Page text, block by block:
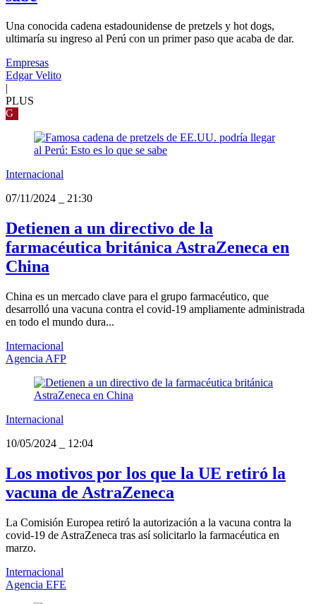
Una conocida cadena estadounidense de pretzels y hot dogs,
ultimaría su ingreso al Perú con un primer paso que acaba de dar.
Empresas
Edgar Velito
|
PLUS
G
Internacional
07/11/2024
21:30
Detienen a un directivo de la
farmacéutica británica AstraZeneca en
China
China es un mercado clave para el grupo farmacéutico, que
desarrolló una vacuna contra el covid-19 ampliamente administrada
en todo el mundo dura...
Internacional
Agencia AFP
Internacional
10/05/2024
12:04
Los motivos por los que la UE retiró la
vacuna de AstraZeneca
La Comisión Europea retiró la autorización a la vacuna contra la
covid-19 de AstraZeneca tras así solicitarlo la farmacéutica en
marzo.
Internacional
Agencia EFE